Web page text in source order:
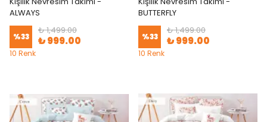
ALWAYS
%33
₺ 1,499.00
₺ 999.00
10 Renk
BUTTERFLY
%33
₺ 1,499.00
₺ 999.00
10 Renk